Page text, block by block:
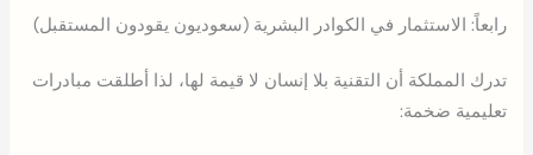
رابعاً: الاستثمار في الكوادر البشرية (سعوديون يقودون المستقبل)
تدرك المملكة أن التقنية بلا إنسان لا قيمة لها، لذا أطلقت مبادرات
تعليمية ضخمة: